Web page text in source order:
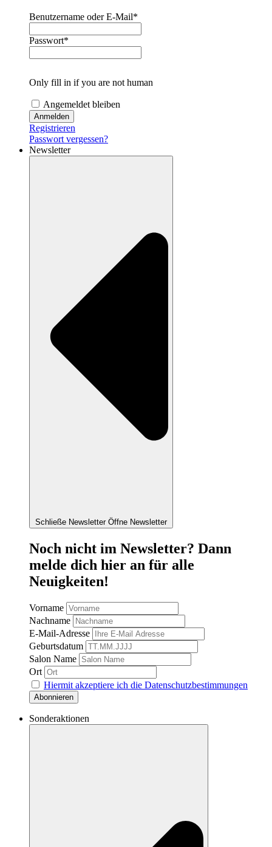
Benutzername oder E-Mail*
Passwort*
Only fill in if you are not human
Angemeldet bleiben
Registrieren
Passwort vergessen?
Newsletter
Schließe Newsletter Öffne Newsletter
Noch nicht im Newsletter? Dann
melde dich hier an für alle
Neuigkeiten!
Vorname
Nachname
E-Mail-Adresse
Geburtsdatum
Salon Name
Ort
Hiermit akzeptiere ich die Datenschutzbestimmungen
Sonderaktionen